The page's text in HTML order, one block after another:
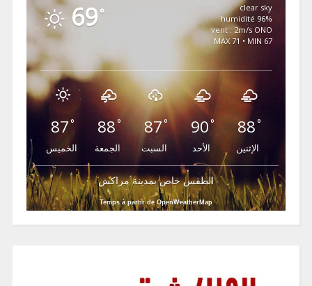
69 °
clear sky
96% humidité
vent : 2m/s ONO
MAX 71 • MIN 67
87°
الخميس
88°
الجمعة
87°
السبت
90°
الأحد
88°
الإثنين
الطقس خاص بمدينة مراكش
Temps à partir de OpenWeatherMap